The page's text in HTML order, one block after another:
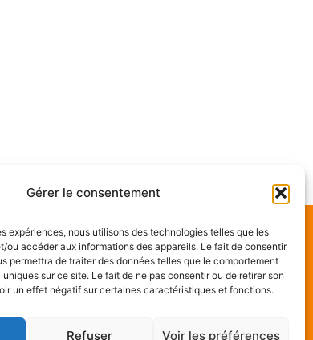
Gérer le consentement
expériences, nous utilisons des technologies telles que les
ou accéder aux informations des appareils. Le fait de consentir
permettra de traiter des données telles que le comportement
sur ce site. Le fait de ne pas consentir ou de retirer son
un effet négatif sur certaines caractéristiques et fonctions.
Refuser Voir les préférences
nous joindre :
337-DRAIN (3724)
24H / 7J
QC J3Y 8Y6